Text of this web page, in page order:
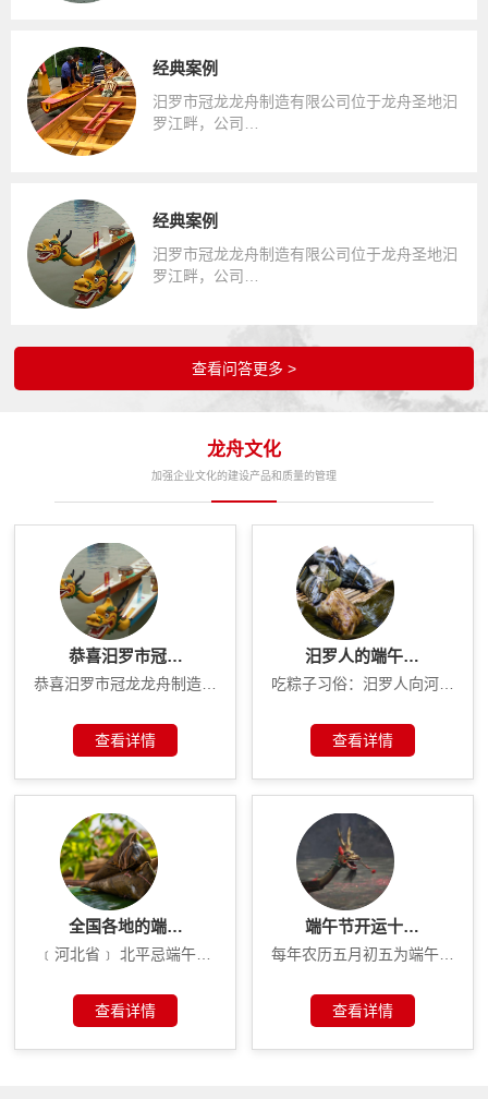
经典案例
汨罗市冠龙龙舟制造有限公司位于龙舟圣地汩
罗江畔，公司…
经典案例
汨罗市冠龙龙舟制造有限公司位于龙舟圣地汩
罗江畔，公司…
查看问答更多 >
龙舟文化
加强企业文化的建设产品和质量的管理
恭喜汨罗市冠…
恭喜汨罗市冠龙龙舟制造…
查看详情
汨罗人的端午…
吃粽子习俗：汨罗人向河…
查看详情
全国各地的端…
﹝河北省﹞ 北平忌端午…
查看详情
端午节开运十…
每年农历五月初五为端午…
查看详情